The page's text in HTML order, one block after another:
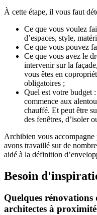
À cette étape, il vous faut
Ce que vous voulez
d’espaces, style,
Ce que vous pouvez
Ce que vous avez le
intervenir sur la
vous êtes en
obligatoires ;
Quel est votre budget
commence aux
chauffé. Et peut être
des fenêtres, d’isoler
Archibien vous
avons travaillé sur de
aidé à la définition
Besoin
Quelques rénovations
architectes à proximité